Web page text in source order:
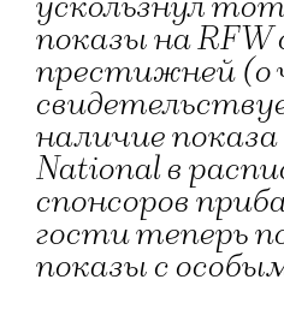
показы на
престижней (о
наличие
National в
спонсоров
гости теперь
показы с